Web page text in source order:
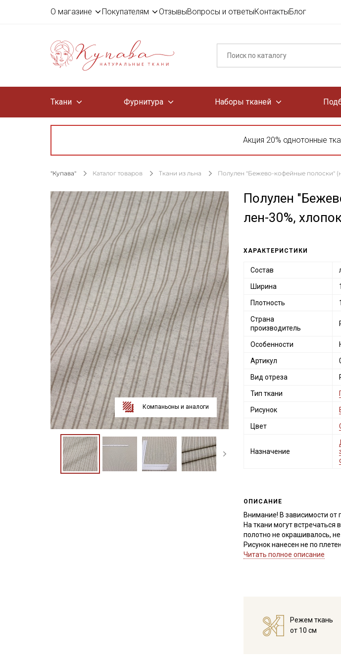
О магазине Покупателям ОтзывыВопросы и ответыКонтактыБлог
Ткани Фурнитура Наборы тканей
Акция 20% однотонные
"Купава" Каталог товаров Ткани из льна Полулен "Бежево-кофейные полоски"
Компаньоны и аналоги
Полулен
лен-30%,
ХАРАКТЕРИСТИКИ
Состав
Ширина
Плотность
Страна
производитель
Особенности
Артикул
Вид отреза
Тип ткани
Рисунок
Цвет
Назначение
ОПИСАНИЕ
Внимание! В зависимости от
На ткани могут встречаться
полотно не окрашивалось,
Рисунок нанесен не по
срезать неровность, а
шероховатый (сухой), после
драпируется в мягкие
увлажнении, дает усадку 7-
Читать полное описание
Режем ткань
от 10 см